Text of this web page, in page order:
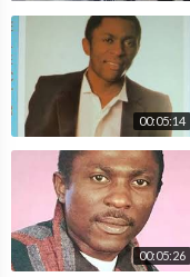
00:05:14
00:05:26